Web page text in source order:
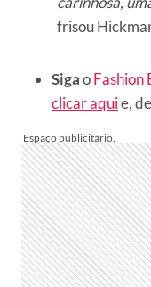
frisou
SigaoFashion
clicar aquie,